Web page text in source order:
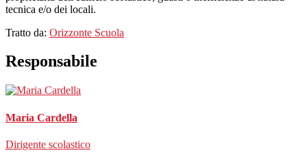
tecnica e/o dei locali.
Tratto da: Orizzonte Scuola
Responsabile
Maria Cardella
Dirigente scolastico